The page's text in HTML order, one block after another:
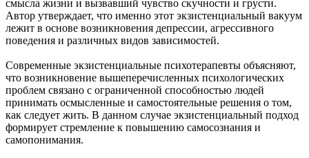
смысла жизни и вызвавший чувство скучности и грусти.
Автор утверждает, что именно этот экзистенциальный вакуум
лежит в основе возникновения депрессии, агрессивного
поведения и различных видов зависимостей.
Современные экзистенциальные психотерапевты объясняют,
что возникновение вышеперечисленных психологических
проблем связано с ограниченной способностью людей
принимать осмысленные и самостоятельные решения о том,
как следует жить. В данном случае экзистенциальный подход
формирует стремление к повышению самосознания и
самопонимания.